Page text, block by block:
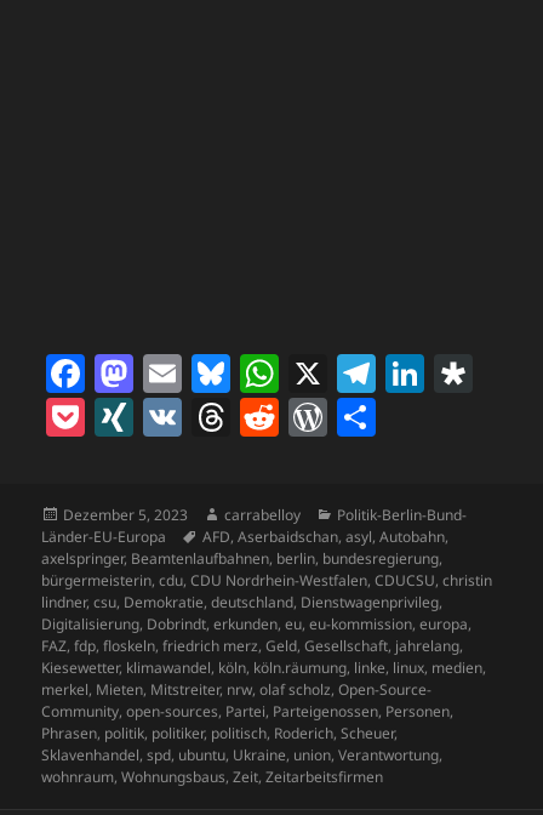
F
a
c
b
o
o
k
M
as
to
o
n
E
m
Bl
u
es
y
W
h
at
A
p
p
X T
a
m
Li
dI
n ra
P
k
et
X
G
V T
a
d
s
R
di
t
W
d
P
re
ss
n
Veröffentlicht
am
Dezember 5, 2023 Autor
carrabelloy Kategorien
Politik-Berlin-Bund-
Länder-EU-Europa
Schlagwörter
AFD,Aserbaidschan,asyl,Autobahn,
axelspringer, Beamtenlaufbahnen, berlin, bundesregierung,
bürgermeisterin,cdu,CDU Nordrhein-Westfalen,CDUCSU,christin
lindner,csu, Demokratie,deutschland, Dienstwagenprivileg,
Digitalisierung, Dobrindt,erkunden,eu,eu-kommission,europa,
FAZ,fdp,floskeln,friedrich merz,Geld,Gesellschaft, jahrelang,
Kiesewetter, klimawandel, köln, köln.räumung, linke, linux, medien,
merkel, Mieten, Mitstreiter, nrw,olaf scholz,Open-Source-
Community,open-sources, Partei, Parteigenossen, Personen,
Phrasen, politik, politiker, politisch, Roderich,Scheuer,
Sklavenhandel,spd, ubuntu, Ukraine, union,Verantwortung,
wohnraum,Wohnungsbaus,Zeit,Zeitarbeitsfirmen